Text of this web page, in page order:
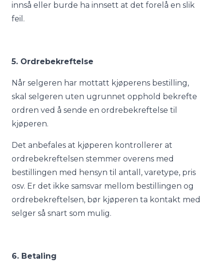
innså eller burde ha innsett at det forelå en slik
feil.
5. Ordrebekreftelse
Når selgeren har mottatt kjøperens bestilling,
skal selgeren uten ugrunnet opphold bekrefte
ordren ved å sende en ordrebekreftelse til
kjøperen.
Det anbefales at kjøperen kontrollerer at
ordrebekreftelsen stemmer overens med
bestillingen med hensyn til antall, varetype, pris
osv. Er det ikke samsvar mellom bestillingen og
ordrebekreftelsen, bør kjøperen ta kontakt med
selger så snart som mulig.
6. Betaling